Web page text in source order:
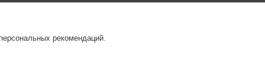
рекомендаций.